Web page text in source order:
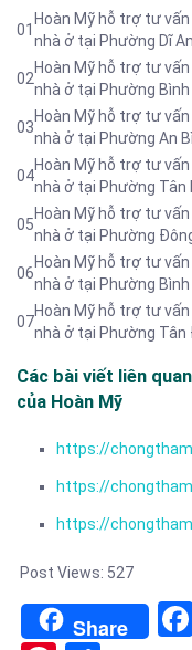
01
Hoàn Mỹ hỗ trợ tư
nhà ở tại Phường Dĩ An
02
Hoàn Mỹ hỗ trợ tư
nhà ở tại Phường Bình
03
Hoàn Mỹ hỗ trợ tư
nhà ở tại Phường An
04
Hoàn Mỹ hỗ trợ tư
nhà ở tại Phường Tân
05
Hoàn Mỹ hỗ trợ tư
nhà ở tại Phường
06
Hoàn Mỹ hỗ trợ tư
nhà ở tại Phường
07
Hoàn Mỹ hỗ trợ tư
nhà ở tại Phường Tân
Các bài viết liên
của Hoàn Mỹ
https://
https://
https://
Post Views: 527
Share